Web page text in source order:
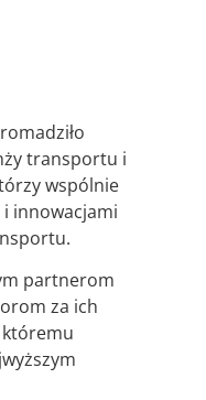
transportu i
wspólnie
innowacjami
partnerom
za ich